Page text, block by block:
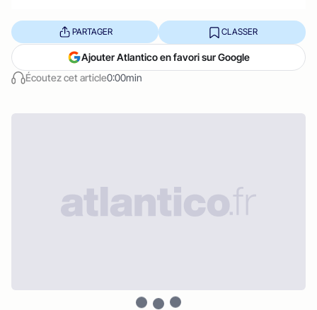
Écoutez cet article0:00min
PARTAGER CLASSER
Ajouter Atlantico en favori sur Google